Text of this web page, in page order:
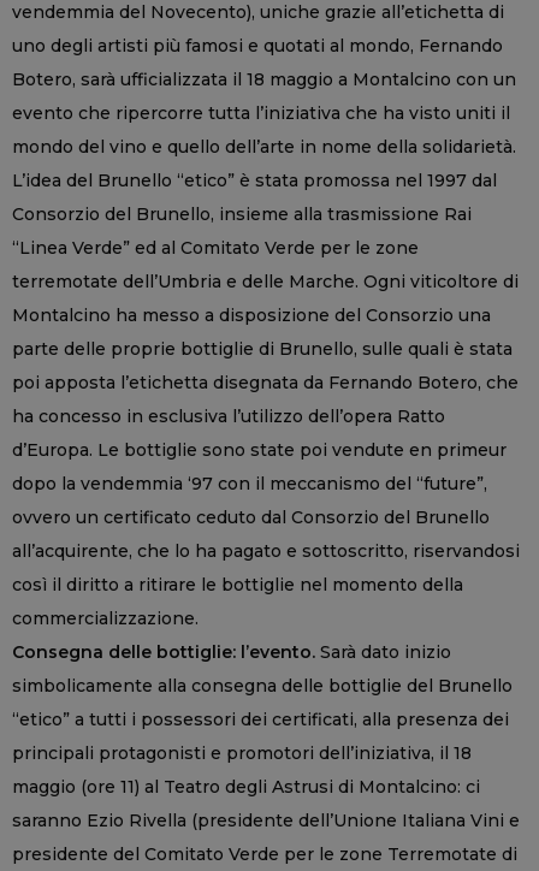
vendemmia del Novecento), uniche grazie all’etichetta di
uno degli artisti più famosi e quotati al mondo, Fernando
Botero, sarà ufficializzata il 18 maggio a Montalcino con un
evento che ripercorre tutta l’iniziativa che ha visto uniti il
mondo del vino e quello dell’arte in nome della solidarietà.
L’idea del Brunello “etico” è stata promossa nel 1997 dal
Consorzio del Brunello, insieme alla trasmissione Rai
“Linea Verde” ed al Comitato Verde per le zone
terremotate dell’Umbria e delle Marche. Ogni viticoltore di
Montalcino ha messo a disposizione del Consorzio una
parte delle proprie bottiglie di Brunello, sulle quali è stata
poi apposta l’etichetta disegnata da Fernando Botero, che
ha concesso in esclusiva l’utilizzo dell’opera Ratto
d’Europa. Le bottiglie sono state poi vendute en primeur
dopo la vendemmia ‘97 con il meccanismo del “future”,
ovvero un certificato ceduto dal Consorzio del Brunello
all’acquirente, che lo ha pagato e sottoscritto, riservandosi
così il diritto a ritirare le bottiglie nel momento della
commercializzazione.
Consegna delle bottiglie: l’evento. Sarà dato inizio
simbolicamente alla consegna delle bottiglie del Brunello
“etico” a tutti i possessori dei certificati, alla presenza dei
principali protagonisti e promotori dell’iniziativa, il 18
maggio (ore 11) al Teatro degli Astrusi di Montalcino: ci
saranno Ezio Rivella (presidente dell’Unione Italiana Vini e
presidente del Comitato Verde per le zone Terremotate di